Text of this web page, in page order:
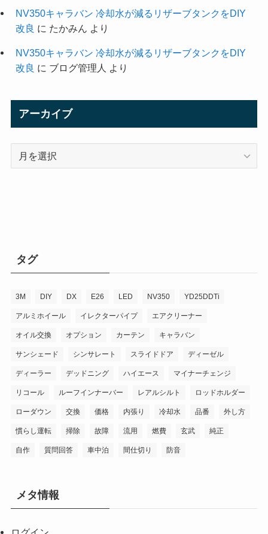
NV350キャラバン 冷却水が減るリザーブタンクをDIY
改良 に たかみん より
NV350キャラバン 冷却水が減るリザーブタンクをDIY
改良 に ブログ管理人 より
アーカイブ
タグ
3M DIY DX E26 LED NV350 YD25DDTi
アルミホイール イレクターパイプ エアクリーナー
オイル交換 オプション カーテン キャラバン
サンシェード シンサレート スライドドア ディーゼル
ディーラー デッドニング ハイエース マイナーチェンジ
リコール ルーフインナーバー レアルシルト ロッドホルダー
ローダウン 交換 価格 内張り 冷却水 品番 外し方
慣らし運転 掃除 故障 流用 燃費 玄武 純正
自作 質問回答 車中泊 間仕切り 防音
メタ情報